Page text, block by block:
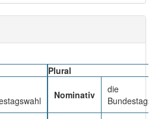
Plural
Nominativ
die